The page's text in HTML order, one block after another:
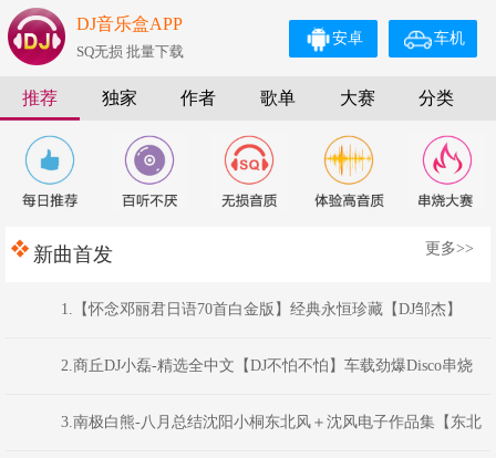
DJ音乐盒APP
SQ无损 批量下载
车机
安卓
推荐 独家 作者 歌单 大赛 分类
新曲首发 更多>>
1.【怀念邓丽君日语70首白金版】经典永恒珍藏【DJ邹杰】
2.商丘DJ小磊-精选全中文【DJ不怕不怕】车载劲爆Disco串烧
3.南极白熊-八月总结沈阳小桐东北风＋沈风电子作品集【东北